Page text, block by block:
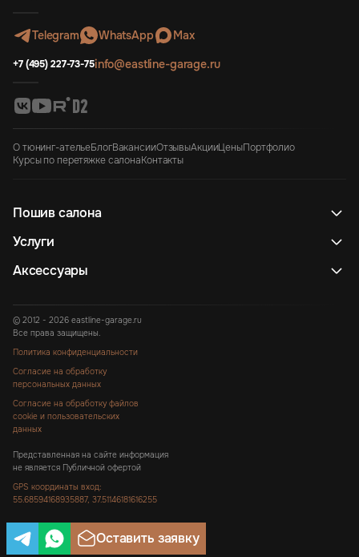
Telegram WhatsApp Max
+7 (495) 227-73-75info@eastline-garage.ru
О тюнинг-ательеБлогВакансииОтзывыАкцииЦеныПортфолио
Курсы по перетяжке салонаКонтакты
Пошив салона
Услуги
Аксессуары
© 2012 - 2026 eastline-garage.ru
Все права защищены.
Политика конфиденциальности
Согласие на обработку
персональных данных
Согласие на обработку файлов
cookie и пользовательских
данных
Представленная на сайте информация
не является Публичной офертой
GPS координаты вход:
55.68594168935887, 37.51146181616255
Оставить заявку